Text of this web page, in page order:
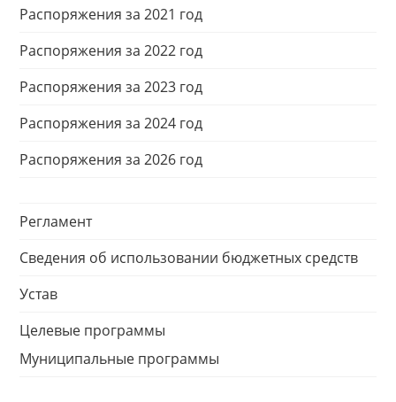
Распоряжения за 2021 год
Распоряжения за 2022 год
Распоряжения за 2023 год
Распоряжения за 2024 год
Распоряжения за 2026 год
Регламент
Сведения об использовании бюджетных средств
Устав
Целевые программы
Муниципальные программы